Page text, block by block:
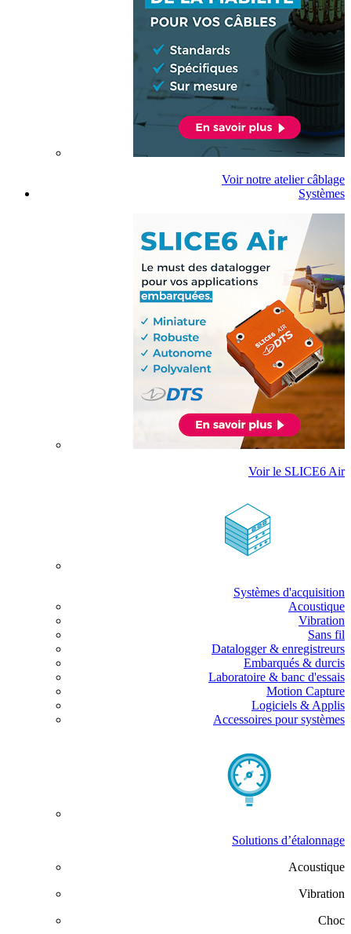
Voir notre atelier câblage
Systèmes
Voir le SLICE6 Air
Systèmes d'acquisition
Acoustique
Vibration
Sans fil
Datalogger & enregistreurs
Embarqués & durcis
Laboratoire & banc d'essais
Motion Capture
Logiciels & Applis
Accessoires pour systèmes
Solutions d’étalonnage
Acoustique
Vibration
Choc